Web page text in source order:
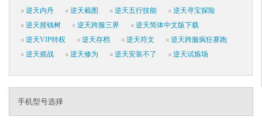
逆天内丹 逆天截图 逆天五行技能
逆天寻宝探险
逆天摇钱树
逆天跨服三界
逆天简体中文版下载
逆天VIP特权
逆天存档 逆天符文
逆天跨服疯狂赛跑
逆天摇战
逆天修为 逆天安装不了 逆天试炼场
手机型号选择